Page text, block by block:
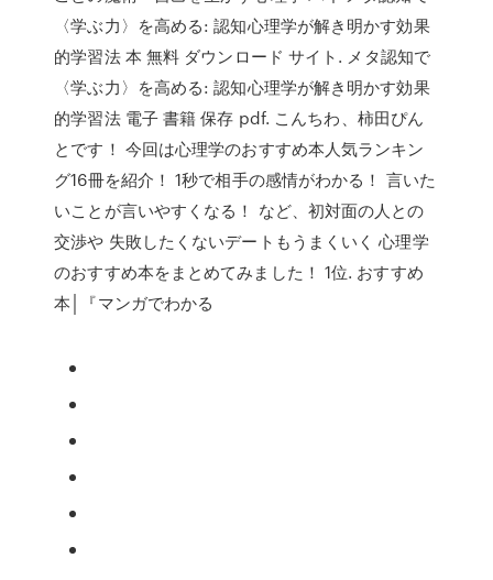
〈学ぶ力〉を高める: 認知心理学が解き明かす効果
的学習法 本 無料 ダウンロード サイト. メタ認知で
〈学ぶ力〉を高める: 認知心理学が解き明かす効果
的学習法 電子 書籍 保存 pdf. こんちわ、柿田ぴん
とです！ 今回は心理学のおすすめ本人気ランキン
グ16冊を紹介！ 1秒で相手の感情がわかる！ 言いた
いことが言いやすくなる！ など、初対面の人との
交渉や 失敗したくないデートもうまくいく 心理学
のおすすめ本をまとめてみました！ 1位. おすすめ
本│『マンガでわかる